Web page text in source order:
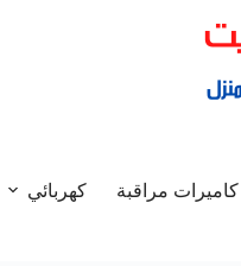
كاميرات مراقبة كهربائي